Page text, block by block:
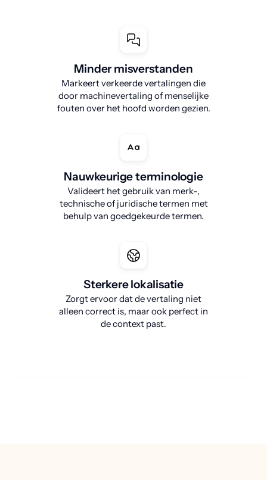
Minder misverstanden
Markeert verkeerde vertalingen die
door machinevertaling of menselijke
fouten over het hoofd worden gezien.
Nauwkeurige terminologie
Valideert het gebruik van merk-,
technische of juridische termen met
behulp van goedgekeurde termen.
Sterkere lokalisatie
Zorgt ervoor dat de vertaling niet
alleen correct is, maar ook perfect in
de context past.